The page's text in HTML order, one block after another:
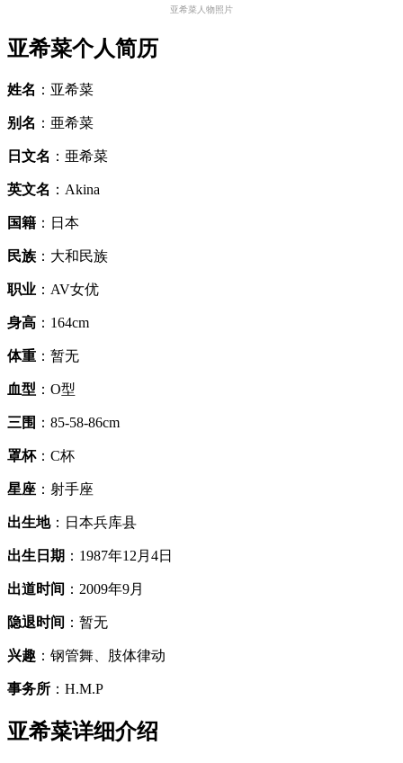
亚希菜人物照片
亚希菜个人简历
姓名 ：亚希菜
别名 ：亜希菜
日文名 ：亜希菜
英文名 ：Akina
国籍 ：日本
民族 ：大和民族
职业 ：AV女优
身高 ：164cm
体重 ：暂无
血型 ：O型
三围 ：85-58-86cm
罩杯：C杯
星座 ：射手座
出生地：日本兵库县
出生日期 ：1987年12月4日
出道时间 ：2009年9月
隐退时间 ：暂无
兴趣 ：钢管舞、肢体律动
事务所 ：H.M.P
亚希菜详细介绍